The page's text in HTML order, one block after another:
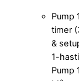
Pump
timer
&
1-
Pump